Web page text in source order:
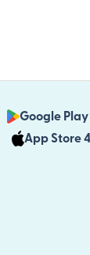
Google
App Store